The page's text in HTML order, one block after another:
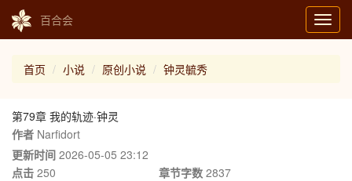
百合会
首页 小说 原创小说 钟灵毓秀
第79章 我的轨迹·钟灵
作者 Narfidort
更新时间 2026-05-05 23:12
点击 250 章节字数2837